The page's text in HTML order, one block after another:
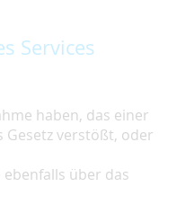
Services
haben, das einer
Gesetz verstößt, oder
über das